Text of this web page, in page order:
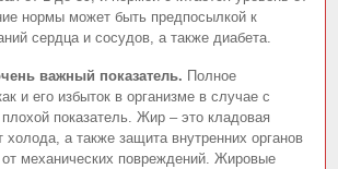
нормы может быть предпосылкой к
сердца и сосудов, а также диабета.
важный показатель. Полное
и его избыток в организме в случае с
показатель. Жир – это кладовая
холода, а также защита внутренних органов
механических повреждений. Жировые